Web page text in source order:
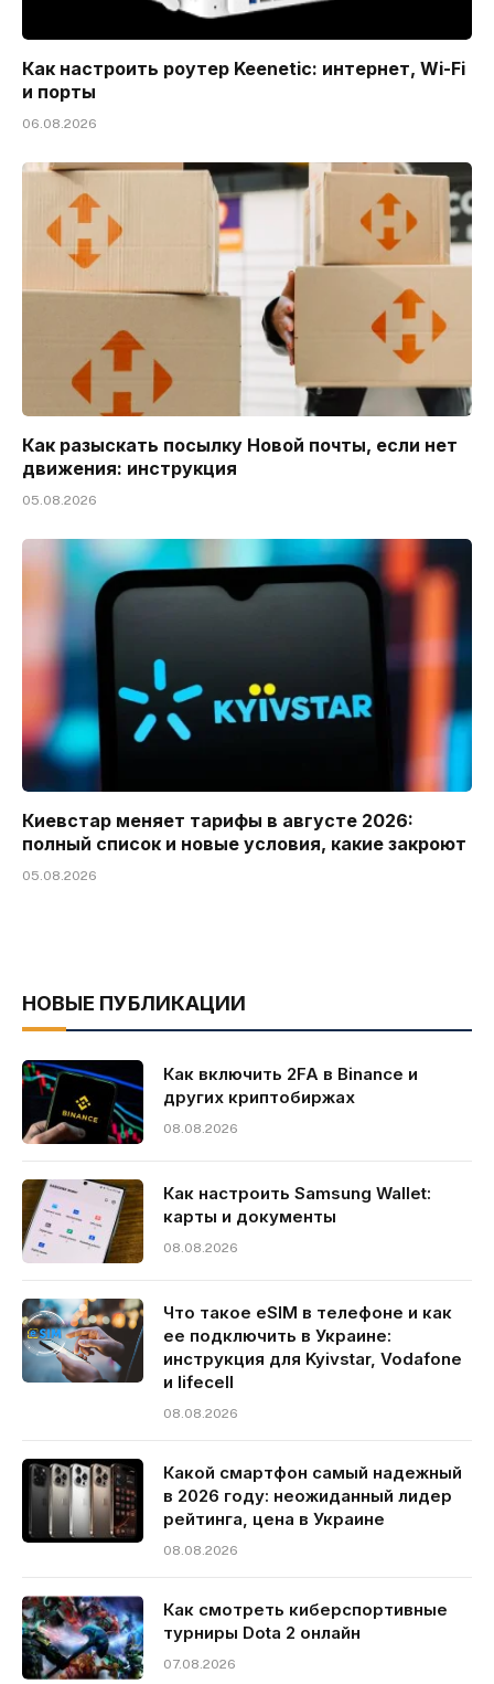
Как настроить роутер Keenetic: интернет, Wi-Fi
и порты
06.08.2026
Как разыскать посылку Новой почты, если нет
движения: инструкция
05.08.2026
Киевстар меняет тарифы в августе 2026:
полный список и новые условия, какие закроют
05.08.2026
НОВЫЕ ПУБЛИКАЦИИ
Как включить 2FA в Binance и
других криптобиржах
08.08.2026
Как настроить Samsung Wallet:
карты и документы
08.08.2026
Что такое eSIM в телефоне и как
ее подключить в Украине:
инструкция для Kyivstar, Vodafone
и lifecell
08.08.2026
Какой смартфон самый надежный
в 2026 году: неожиданный лидер
рейтинга, цена в Украине
08.08.2026
Как смотреть киберспортивные
турниры Dota 2 онлайн
07.08.2026